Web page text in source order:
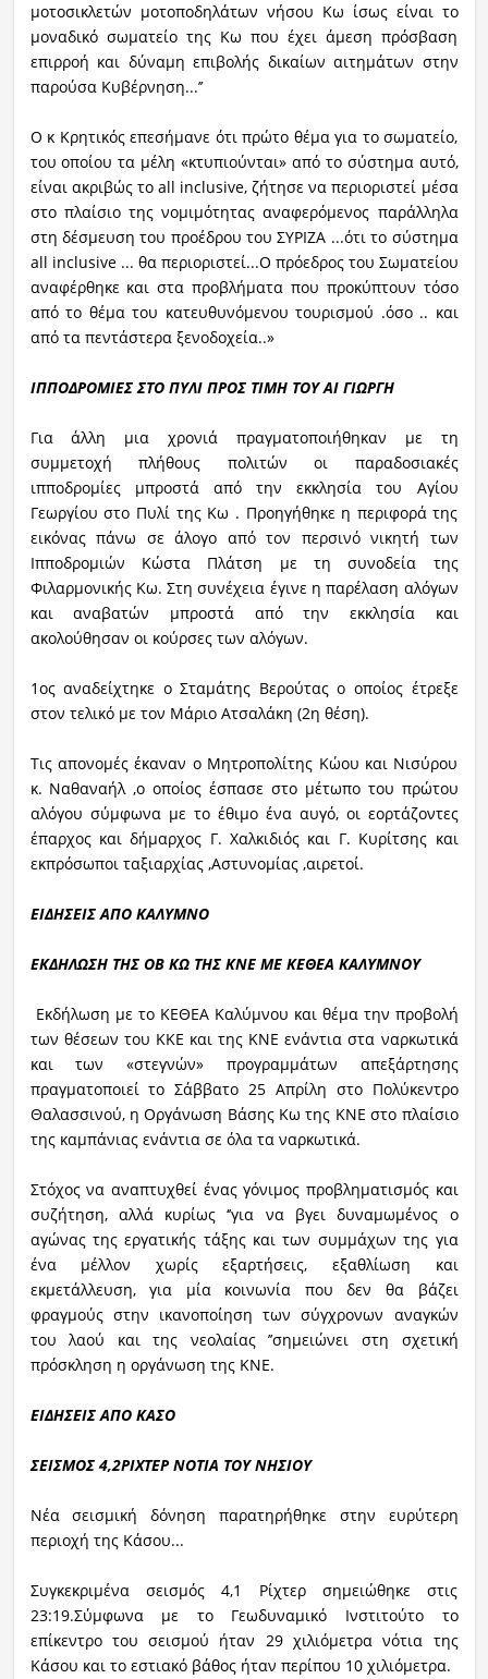
μοτοσικλετών μοτοποδηλάτων νήσου Κω ίσως είναι το
μοναδικό σωματείο της Κω που έχει άμεση πρόσβαση
επιρροή και δύναμη επιβολής δικαίων αιτημάτων στην
παρούσα Κυβέρνηση...’’
Ο κ Κρητικός επεσήμανε ότι πρώτο θέμα για το σωματείο,
του οποίου τα μέλη «κτυπιούνται» από το σύστημα αυτό,
είναι ακριβώς το all inclusive, ζήτησε να περιοριστεί μέσα
στο πλαίσιο της νομιμότητας αναφερόμενος παράλληλα
στη δέσμευση του προέδρου του ΣΥΡΙΖΑ ...ότι το σύστημα
all inclusive ... θα περιοριστεί...Ο πρόεδρος του Σωματείου
αναφέρθηκε και στα προβλήματα που προκύπτουν τόσο
από το θέμα του κατευθυνόμενου τουρισμού .όσο .. και
από τα πεντάστερα ξενοδοχεία..»
ΙΠΠΟΔΡΟΜΙΕΣ ΣΤΟ ΠΥΛΙ ΠΡΟΣ ΤΙΜΗ ΤΟΥ ΑΙ ΓΙΩΡΓΗ
Για άλλη μια χρονιά πραγματοποιήθηκαν με τη
συμμετοχή πλήθους πολιτών οι παραδοσιακές
ιπποδρομίες μπροστά από την εκκλησία του Αγίου
Γεωργίου στο Πυλί της Κω . Προηγήθηκε η περιφορά της
εικόνας πάνω σε άλογο από τον περσινό νικητή των
Ιπποδρομιών Κώστα Πλάτση με τη συνοδεία της
Φιλαρμονικής Κω. Στη συνέχεια έγινε η παρέλαση αλόγων
και αναβατών μπροστά από την εκκλησία και
ακολούθησαν οι κούρσες των αλόγων.
1ος αναδείχτηκε ο Σταμάτης Βερούτας ο οποίος έτρεξε
στον τελικό με τον Μάριο Ατσαλάκη (2η θέση).
Τις απονομές έκαναν ο Μητροπολίτης Κώου και Νισύρου
κ. Ναθαναήλ ,ο οποίος έσπασε στο μέτωπο του πρώτου
αλόγου σύμφωνα με το έθιμο ένα αυγό, οι εορτάζοντες
έπαρχος και δήμαρχος Γ. Χαλκιδιός και Γ. Κυρίτσης και
εκπρόσωποι ταξιαρχίας ,Αστυνομίας ,αιρετοί.
ΕΙΔΗΣΕΙΣ ΑΠΟ ΚΑΛΥΜΝΟ
ΕΚΔΗΛΩΣΗ ΤΗΣ ΟΒ ΚΩ ΤΗΣ ΚΝΕ ΜΕ ΚΕΘΕΑ ΚΑΛΥΜΝΟΥ
Εκδήλωση με το ΚΕΘΕΑ Καλύμνου και θέμα την προβολή
των θέσεων του ΚΚΕ και της ΚΝΕ ενάντια στα ναρκωτικά
και των «στεγνών» προγραμμάτων απεξάρτησης
πραγματοποιεί το Σάββατο 25 Απρίλη στο Πολύκεντρο
Θαλασσινού, η Οργάνωση Βάσης Κω της ΚΝΕ στο πλαίσιο
της καμπάνιας ενάντια σε όλα τα ναρκωτικά.
Στόχος να αναπτυχθεί ένας γόνιμος προβληματισμός και
συζήτηση, αλλά κυρίως ‘’για να βγει δυναμωμένος ο
αγώνας της εργατικής τάξης και των συμμάχων της για
ένα μέλλον χωρίς εξαρτήσεις, εξαθλίωση και
εκμετάλλευση, για μία κοινωνία που δεν θα βάζει
φραγμούς στην ικανοποίηση των σύγχρονων αναγκών
του λαού και της νεολαίας ’’σημειώνει στη σχετική
πρόσκληση η οργάνωση της ΚΝΕ.
ΕΙΔΗΣΕΙΣ ΑΠΟ ΚΑΣΟ
ΣΕΙΣΜΟΣ 4,2ΡΙΧΤΕΡ ΝΟΤΙΑ ΤΟΥ ΝΗΣΙΟΥ
Νέα σεισμική δόνηση παρατηρήθηκε στην ευρύτερη
περιοχή της Κάσου...
Συγκεκριμένα σεισμός 4,1 Ρίχτερ σημειώθηκε στις
23:19.Σύμφωνα με το Γεωδυναμικό Ινστιτούτο το
επίκεντρο του σεισμού ήταν 29 χιλιόμετρα νότια της
Κάσου και το εστιακό βάθος ήταν περίπου 10 χιλιόμετρα.